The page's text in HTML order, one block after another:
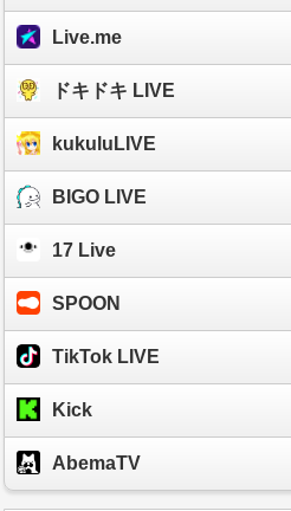
Live.me
ドキドキ LIVE
kukuluLIVE
BIGO LIVE
17 Live
SPOON
TikTok LIVE
Kick
AbemaTV